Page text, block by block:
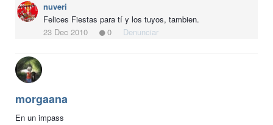
nuveri
Felices Fiestas para tí y los tuyos, tambien.
23 Dec 2010
0 Denunciar
morgaana
En un impass